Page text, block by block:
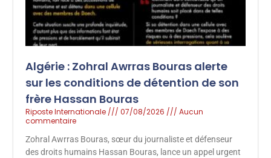
Algérie : Zohral Awrras Bouras alerte
sur les conditions de détention de son
frère Hassan Bouras
Riposte Internationale 07/08/2026
Aucun
commentaire
Zohral Awrras Bouras, sœur du journaliste et défenseur
des droits humains Hassan Bouras, lance un appel urgent